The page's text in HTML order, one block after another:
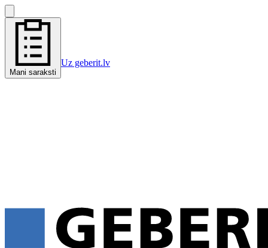
Mani saraksti
Uz geberit.lv